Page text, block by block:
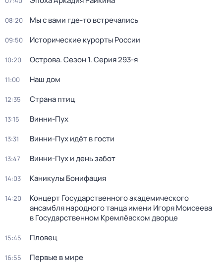
08:20 Мы с вами где-то встречались
09:50 Исторические курорты России
10:20 Острова. Сезон 1. Серия 293-я
11:00 Наш дом
12:35 Страна птиц
13:15 Винни-Пух
13:31 Винни-Пух идёт в гости
13:47 Винни-Пух и день забот
14:03 Каникулы Бонифация
14:20
Концерт Государственного академического
ансамбля народного танца имени Игоря Моисеева
в Государственном Кремлёвском дворце
15:45 Пловец
16:55 Первые в мире